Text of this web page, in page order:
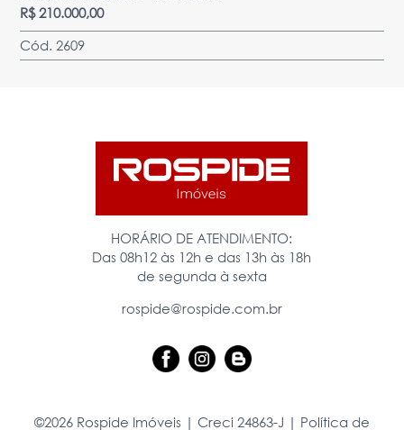
R$ 210.000,00
Cód. 2609
HORÁRIO DE ATENDIMENTO:
Das 08h12 às 12h e das 13h às 18h
de segunda à sexta
rospide@rospide.com.br
©2026 Rospide Imóveis | Creci 24863-J | Política de